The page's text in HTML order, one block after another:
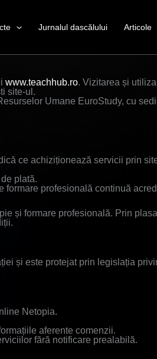
Jurnalul dascălului Articole
www.teachhub.ro. Vizitarea și
site-ul.
Umane EuroStudy, cu
ce achiziționează servicii prin
plată.
profesională continuă
și formare profesională. Prin
și este protejat prin legislația
Netopia.
aferente comenzii.
fără notificare prealabilă.